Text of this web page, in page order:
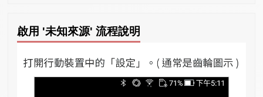
啟用 '未知來源' 流程說明